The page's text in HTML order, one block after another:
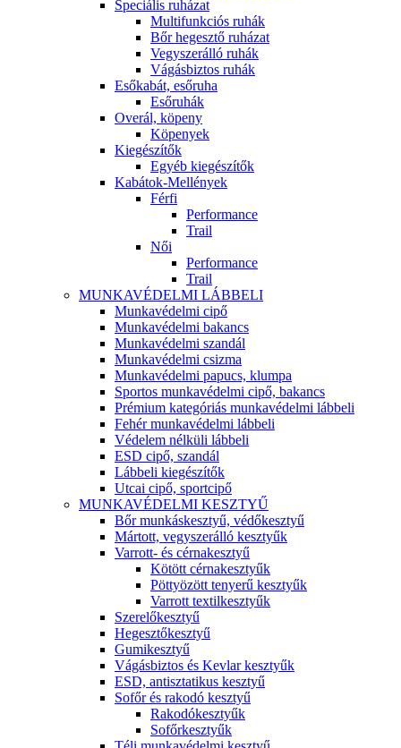
Speciális ruházat
Multifunkciós ruhák
Bőr hegesztő ruházat
Vegyszerálló ruhák
Vágásbiztos ruhák
Esőkabát, esőruha
Esőruhák
Overál, köpeny
Köpenyek
Kiegészítők
Egyéb kiegészítők
Kabátok-Mellények
Férfi
Performance
Trail
Női
Performance
Trail
MUNKAVÉDELMI LÁBBELI
Munkavédelmi cipő
Munkavédelmi bakancs
Munkavédelmi szandál
Munkavédelmi csizma
Munkavédelmi papucs, klumpa
Sportos munkavédelmi cipő, bakancs
Prémium kategóriás munkavédelmi lábbeli
Fehér munkavédelmi lábbeli
Védelem nélküli lábbeli
ESD cipő, szandál
Lábbeli kiegészítők
Utcai cipő, sportcipő
MUNKAVÉDELMI KESZTYŰ
Bőr munkáskesztyű, védőkesztyű
Mártott, vegyszerálló kesztyűk
Varrott- és cérnakesztyű
Kötött cérnakesztyűk
Pöttyözött tenyerű kesztyűk
Varrott textilkesztyűk
Szerelőkesztyű
Hegesztőkesztyű
Gumikesztyű
Vágásbiztos és Kevlar kesztyűk
ESD, antisztatikus kesztyű
Sofőr és rakodó kesztyű
Rakodókesztyűk
Sofőrkesztyűk